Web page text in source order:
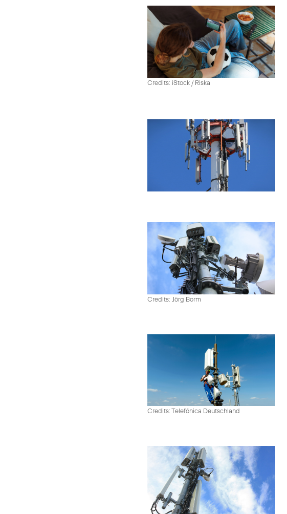
Credits: iStock / Riska
Credits: Jörg Borm
Credits: Telefónica Deutschland